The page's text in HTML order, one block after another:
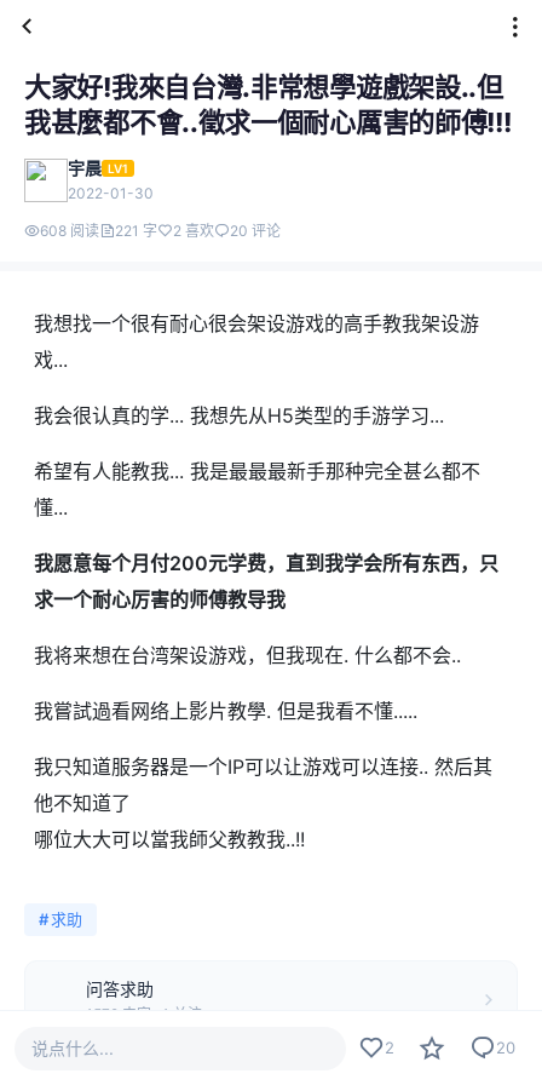
大家好!我來自台灣.非常想學遊戲架設..但
我甚麼都不會..徵求一個耐心厲害的師傅!!!
宇晨 LV1
2022-01-30
608 阅读 221 字 2 喜欢 20 评论
我想找一个很有耐心很会架设游戏的高手教我架设游
戏...
我会很认真的学... 我想先从H5类型的手游学习...
希望有人能教我... 我是最最最新手那种完全甚么都不
懂...
我愿意每个月付200元学费，直到我学会所有东西，只
求一个耐心厉害的师傅教导我
我将来想在台湾架设游戏，但我现在. 什么都不会..
我嘗試過看网络上影片教學. 但是我看不懂.....
我只知道服务器是一个IP可以让游戏可以连接.. 然后其
他不知道了
哪位大大可以當我師父教教我..!!
#求助
问答求助
1579 内容 · 1 关注
说点什么... 2 20